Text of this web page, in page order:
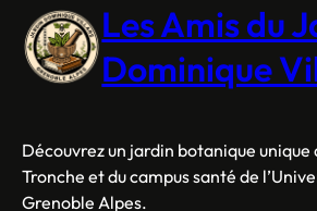
Les Amis du
Dominique
Découvrez un jardin botanique unique
Tronche et du campus santé de
Grenoble Alpes.